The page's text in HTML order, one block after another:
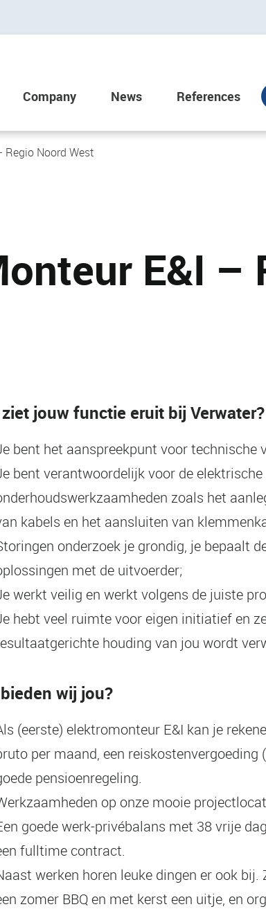
Company News References
Regio Noord West
E&I –
jouw functie eruit bij Verwater?
bent het aanspreekpunt voor technische
bent verantwoordelijk voor de
zoals het
kabels en het aansluiten van
onderzoek je grondig, je bepaalt
met de uitvoerder;
werkt veilig en werkt volgens de juiste
hebt veel ruimte voor eigen initiatief en
houding van jou wordt
wij jou?
(eerste) elektromonteur E&I kan je
per maand, een reiskostenvergoeding
pensioenregeling.
op onze mooie
goede werk-privébalans met 38 vrije
fulltime contract.
werken horen leuke dingen er ook
zomer BBQ en met kerst een uitje, en